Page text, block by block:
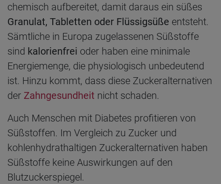
chemisch aufbereitet, damit daraus ein süßes
Granulat, Tabletten oder Flüssigsüße entsteht.
Sämtliche in Europa zugelassenen Süßstoffe
sind kalorienfrei oder haben eine minimale
Energiemenge, die physiologisch unbedeutend
ist. Hinzu kommt, dass diese Zuckeralternativen
der Zahngesundheit nicht schaden.
Auch Menschen mit Diabetes profitieren von
Süßstoffen. Im Vergleich zu Zucker und
kohlenhydrathaltigen Zuckeralternativen haben
Süßstoffe keine Auswirkungen auf den
Blutzuckerspiegel.